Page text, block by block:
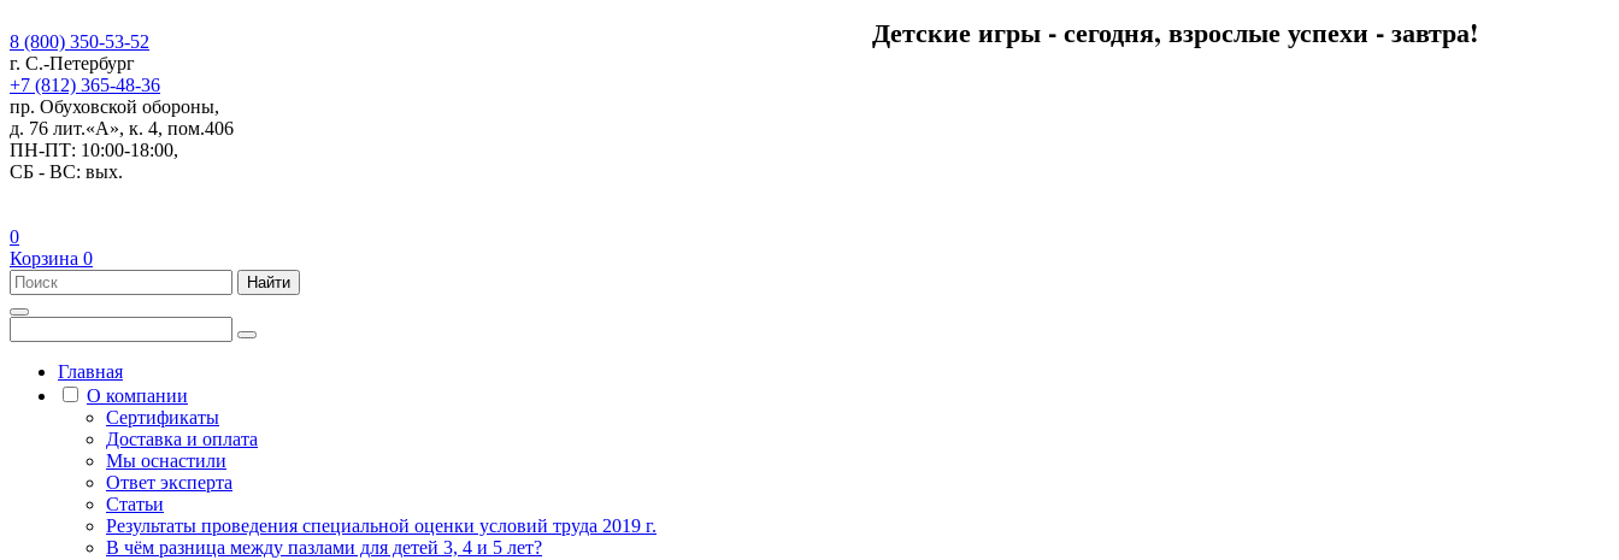
8 (800) 350-53-52
г. С.-Петербург
+7 (812) 365-48-36
пр. Обуховской обороны,
д. 76 лит.«А», к. 4, пом.406
ПН-ПТ: 10:00-18:00,
СБ - ВС: вых.
Детские игры - сегодня, взрослые успехи - завтра!
0
Корзина 0
Найти
Главная
О компании
Сертификаты
Доставка и оплата
Мы оснастили
Ответ эксперта
Статьи
Результаты проведения специальной оценки условий труда 2019 г.
В чём разница между пазлами для детей 3, 4 и 5 лет?